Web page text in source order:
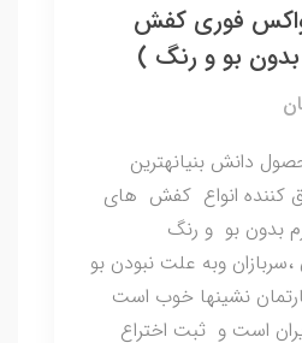
فوری کفش
بو و رنگ )
دانش بنیانهترین
کننده انواع کفش های
بدون بو و رنگ
وبه علت نبودن بو
نشینها خوب است
است و ثبت اختراع